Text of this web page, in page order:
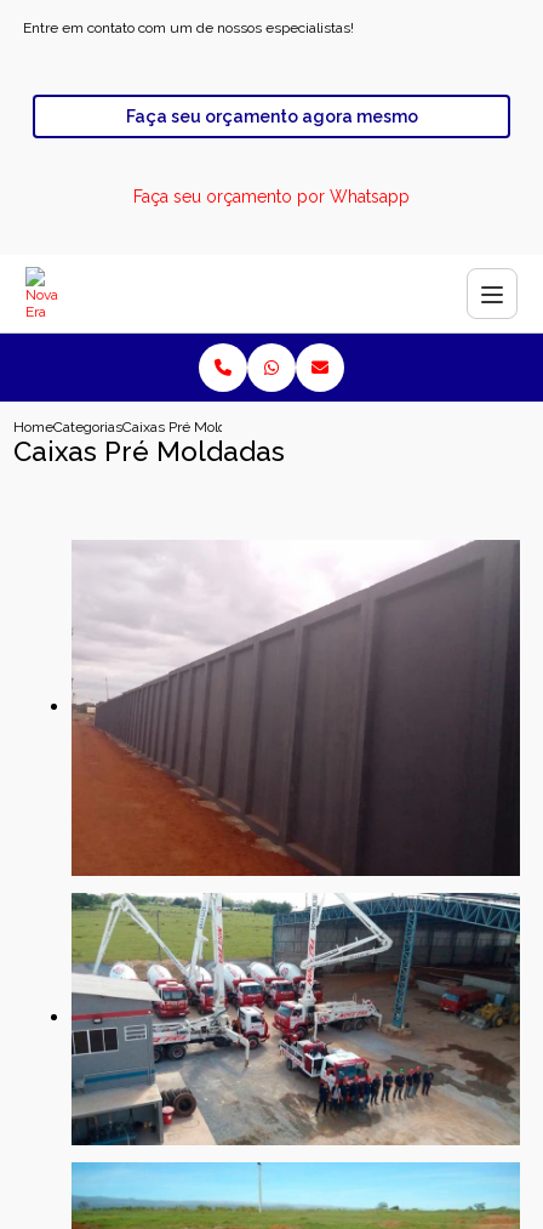
Entre em contato com um de nossos especialistas!
Faça seu orçamento agora mesmo
Faça seu orçamento por Whatsapp
HomeCategoriasCaixas Pré Moldadas
Caixas Pré Moldadas